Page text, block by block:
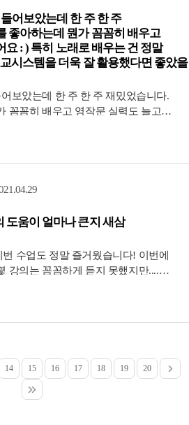
100문장에 파생된 수백개의 문장들
. 문장선택에 세세한 부분에 까지
생된 여러 문장들 표현들 주시는
!!!^^
문문제, 4주마다 퀴즈
자료들 입니다!!
냥 제공해주시는것을 내가 소비??만
카오톡 채널과 조교님들을 통해,
나 질문 건의 등 소통하실 수
중에 생긴 질문 혹시질문 못하고
데 질문 생겼을 때 질문게시판에 질문을
어보았는데 한 주 한 주
좋아하는데 뭔가 꼼꼼히 배우고
요 : ) 특히 노래로 배우는 건 정말
시스템을 더욱 잘 활용했다면 좋았을
보았는데 한 주 한 주 재밌었습니다.
꼼꼼히 배우고 영작문 실력도 늘고
는 건 정말 중독성이 강해요(ㅋㅋ)
면 좋았을 것 같아요!
도움이 얼마나 큰지 새삼
수업도 정말 즐거웠습니다! 이번에
강의는 꼼꼼하게 듣지 못했지만....
로드 잘 해주셔서, 복습에 대한 걱정은
게 홈페이지로 바뀐게 너무 좋더라구요!
교님들 도움을 받으면서 수강하기를
14 15 16 17 18 19 20